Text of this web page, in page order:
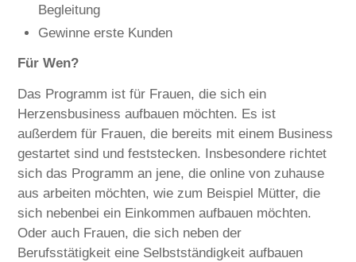
Begleitung
Gewinne erste Kunden
Für Wen?
Das Programm ist für Frauen, die sich ein
Herzensbusiness aufbauen möchten. Es ist
außerdem für Frauen, die bereits mit einem Business
gestartet sind und feststecken. Insbesondere richtet
sich das Programm an jene, die online von zuhause
aus arbeiten möchten, wie zum Beispiel Mütter, die
sich nebenbei ein Einkommen aufbauen möchten.
Oder auch Frauen, die sich neben der
Berufsstätigkeit eine Selbstständigkeit aufbauen